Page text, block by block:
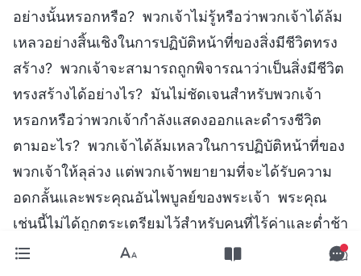
อย่างนั้นหรอกหรือ? พวกเจ้าไม่รู้หรือว่าพวกเจ้าได้ล้ม
เหลวอย่างสิ้นเชิงในการปฏิบัติหน้าที่ของสิ่งมีชีวิตทรง
สร้าง? พวกเจ้าจะสามารถถูกพิจารณาว่าเป็นสิ่งมีชีวิต
ทรงสร้างได้อย่างไร? มันไม่ชัดเจนสำหรับพวกเจ้า
หรอกหรือว่าพวกเจ้ากำลังแสดงออกและดำรงชีวิต
ตามอะไร? พวกเจ้าได้ล้มเหลวในการปฏิบัติหน้าที่ของ
พวกเจ้าให้ลุล่วง แต่พวกเจ้าพยายามที่จะได้รับความ
อดกลั้นและพระคุณอันไพบูลย์ของพระเจ้า พระคุณ
เช่นนี้ไม่ได้ถูกตระเตรียมไว้สำหรับคนที่ไร้ค่าและต่ำช้า
เช่นพวกเจ้า แต่ถูกตระเตรียมไว้สำหรับพวกที่ไม่ขอ